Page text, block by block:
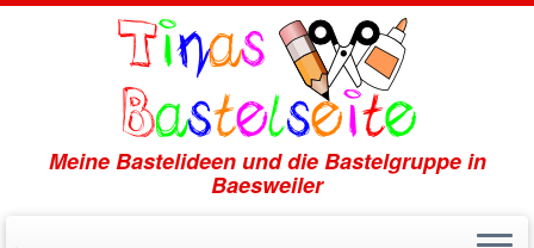
Meine Bastelideen und die Bastelgruppe in
Baesweiler